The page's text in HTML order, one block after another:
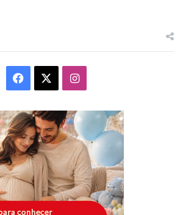
Facebook Instagram